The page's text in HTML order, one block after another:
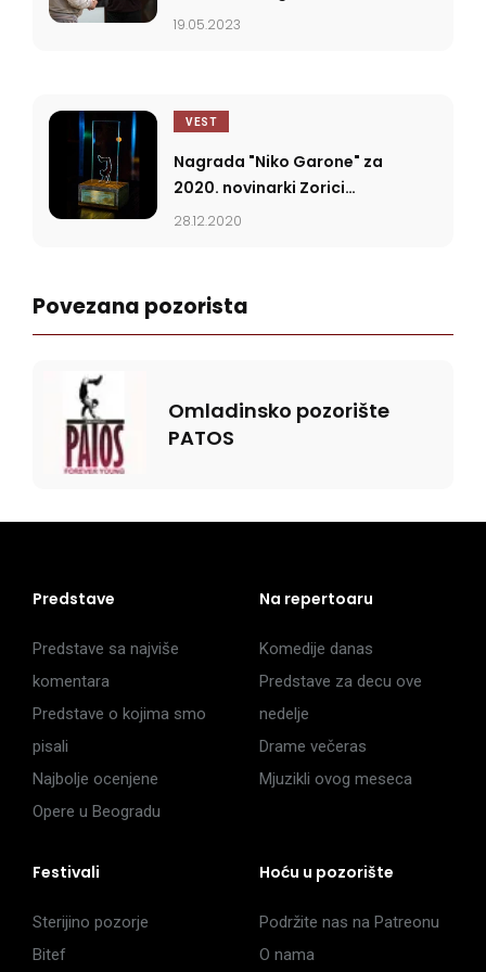
Garone
19.05.2023
VEST
Nagrada "Niko Garone" za
2020. novinarki Zorici
Dimitrijević
28.12.2020
Povezana pozorista
Omladinsko pozorište
PATOS
Predstave
Predstave sa najviše
komentara
Predstave o kojima smo
pisali
Najbolje ocenjene
Opere u Beogradu
Na repertoaru
Komedije danas
Predstave za decu ove
nedelje
Drame večeras
Mjuzikli ovog meseca
Festivali
Sterijino pozorje
Bitef
Hoću u pozorište
Podržite nas na Patreonu
O nama